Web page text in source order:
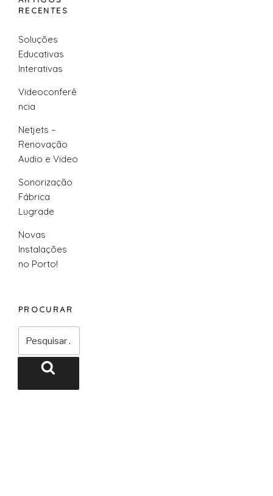
RECENTES
Soluções
Educativas
Interativas
Videoconferê
ncia
Netjets –
Renovação
Audio e Video
Sonorização
Fábrica
Lugrade
Novas
Instalações
no Porto!
PROCURAR
por: